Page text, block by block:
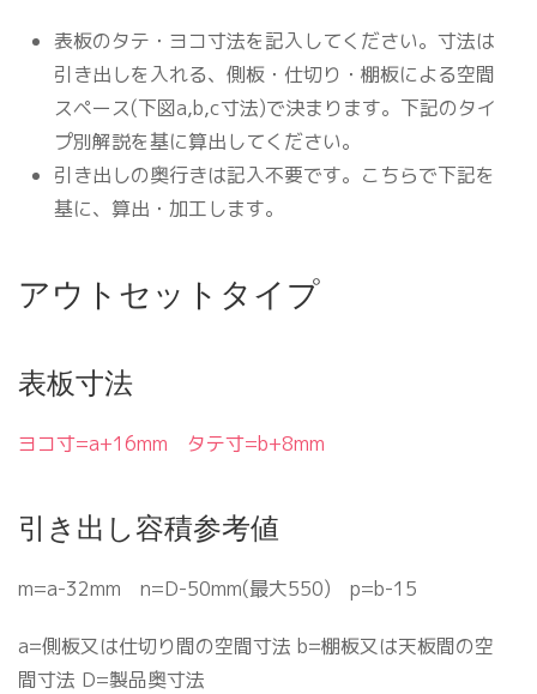
表板のタテ・ヨコ寸法を記入してください。寸法は
引き出しを入れる、側板・仕切り・棚板による空間
スペース(下図a,b,c寸法)で決まります。下記のタイ
プ別解説を基に算出してください。
引き出しの奥行きは記入不要です。こちらで下記を
基に、算出・加工します。
アウトセットタイプ
表板寸法
ヨコ寸=a+16mm タテ寸=b+8mm
引き出し容積参考値
m=a-32mm n=D-50mm(最大550) p=b-15
a=側板又は仕切り間の空間寸法 b=棚板又は天板間の空
間寸法 D=製品奥寸法